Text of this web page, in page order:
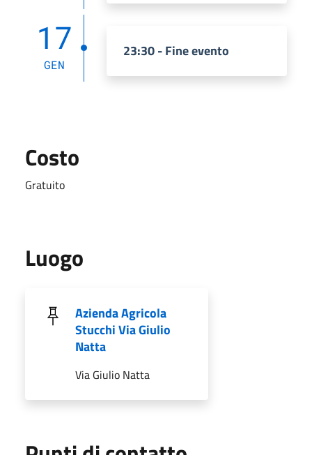
17
GEN
23:30 - Fine evento
Costo
Gratuito
Luogo
Azienda Agricola
Stucchi Via Giulio
Natta
Via Giulio Natta